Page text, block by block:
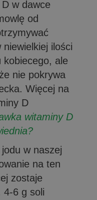
w dawce
od
ilości
kobiecego, ale
nie pokrywa
Więcej na
D
witaminy D
w naszej
na ten
zostaje
4-6 g soli